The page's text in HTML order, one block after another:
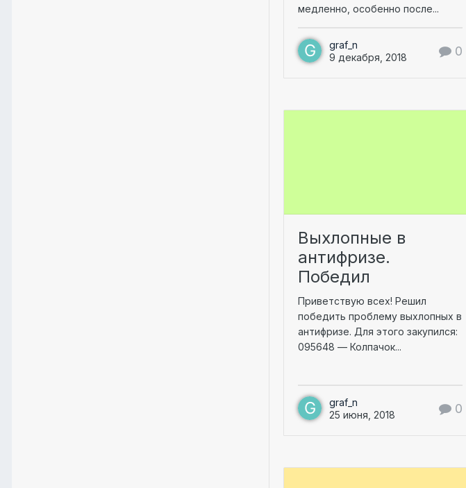
медленно, особенно после...
graf_n
9 декабря, 2018
0
Выхлопные в
антифризе.
Победил
Приветствую всех! Решил
победить проблему выхлопных в
антифризе. Для этого закупился:
095648 — Колпачок...
graf_n
25 июня, 2018
0